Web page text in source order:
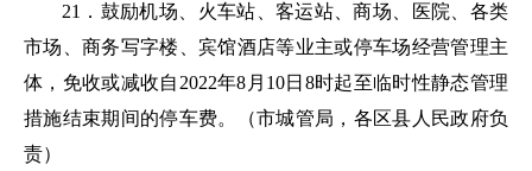
21．鼓励机场、火车站、客运站、商场、医院、各类
市场、商务写字楼、宾馆酒店等业主或停车场经营管理主
体，免收或减收自2022年8月10日8时起至临时性静态管理
措施结束期间的停车费。
（市城管局，各区县人民政府负
责）